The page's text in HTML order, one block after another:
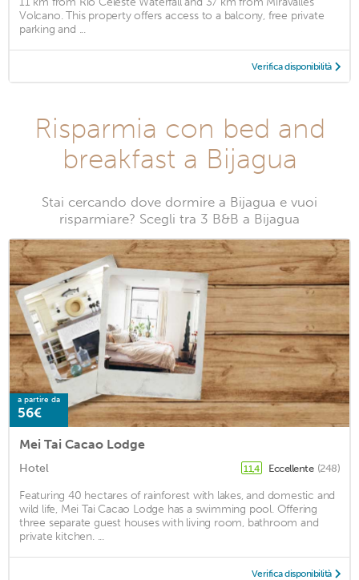
Volcano. This property offers access to a balcony, free private
parking and ...
Verifica disponibilità
Risparmia con bed and
breakfast a Bijagua
Stai cercando dove dormire a Bijagua e vuoi
risparmiare? Scegli tra 3 B&B a Bijagua
a partire da
56€
Mei Tai Cacao Lodge
Hotel 11,4 Eccellente (248)
Featuring 40 hectares of rainforest with lakes, and domestic and
wild life, Mei Tai Cacao Lodge has a swimming pool. Offering
three separate guest houses with living room, bathroom and
private kitchen. ...
Verifica disponibilità